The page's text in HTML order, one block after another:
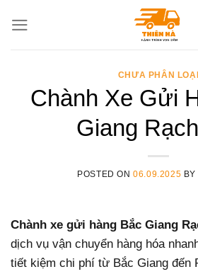
CHƯA PHÂN LOẠI
Chành Xe Gửi
Giang
POSTED ON06.09.2025 BY
Chành xe gửi hàng Bắc Giang
dịch vụ vận chuyển hàng hóa
tiết kiệm chi phí từ Bắc Giang đến